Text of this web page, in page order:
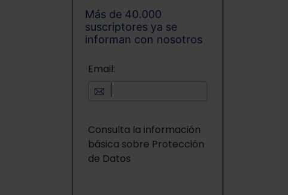
Más de 40.000
suscriptores ya se
informan con nosotros
Email:
Consulta la información
básica sobre Protección
de Datos